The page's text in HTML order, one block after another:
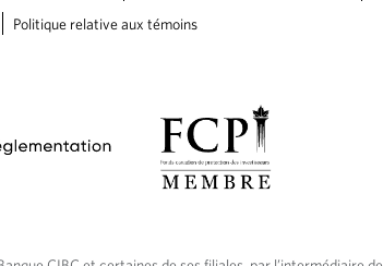
Politique relative aux témoins